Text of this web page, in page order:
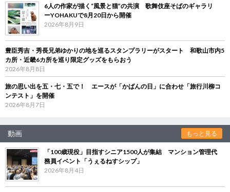
6人の作家が描く“風景と猫”の共演 歌舞伎座そばのギャラリ
ーYOHAKUで8月20日から開催
2026年8月9日
豊臣秀吉・秀長兄弟ゆかりの地を巡るスタンプラリーがスタート 和歌山市内5
カ所・近畿6カ所を巡り限定グッズをもらおう
2026年8月8日
旅の思い出を五・七・五で！ エースが「かばんの日」に合わせ「旅行川柳コ
ンテスト」を開催
2026年8月7日
動画 もっと見る
「100歳現役」目指すシニア1500人が集結 マンション管理代
務員イベント「うぇるねすシップ」
2026年8月4日